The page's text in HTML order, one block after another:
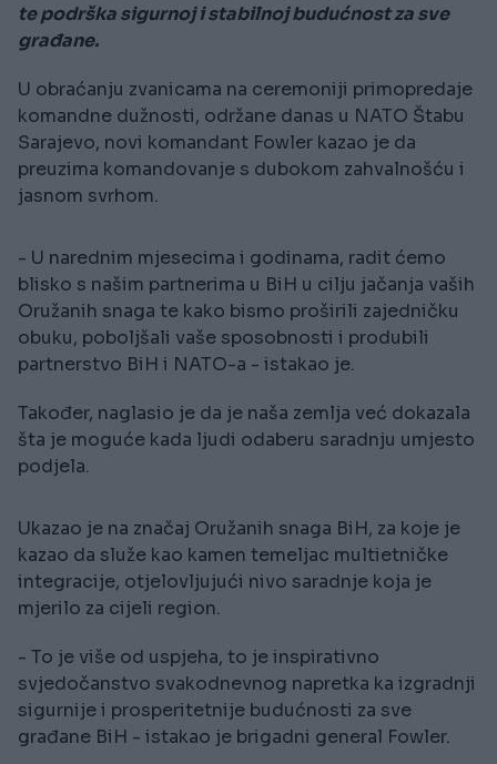
te podrška sigurnoj i stabilnoj budućnost za sve
građane.
U obraćanju zvanicama na ceremoniji primopredaje
komandne dužnosti, održane danas u NATO Štabu
Sarajevo, novi komandant Fowler kazao je da
preuzima komandovanje s dubokom zahvalnošću i
jasnom svrhom.
- U narednim mjesecima i godinama, radit ćemo
blisko s našim partnerima u BiH u cilju jačanja vaših
Oružanih snaga te kako bismo proširili zajedničku
obuku, poboljšali vaše sposobnosti i produbili
partnerstvo BiH i NATO-a - istakao je.
Također, naglasio je da je naša zemlja već dokazala
šta je moguće kada ljudi odaberu saradnju umjesto
podjela.
Ukazao je na značaj Oružanih snaga BiH, za koje je
kazao da služe kao kamen temeljac multietničke
integracije, otjelovljujući nivo saradnje koja je
mjerilo za cijeli region.
- To je više od uspjeha, to je inspirativno
svjedočanstvo svakodnevnog napretka ka izgradnji
sigurnije i prosperitetnije budućnosti za sve
građane BiH - istakao je brigadni general Fowler.